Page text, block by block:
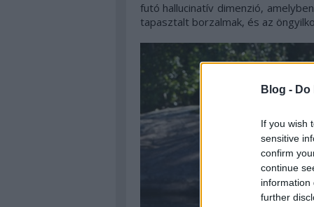
Blog -
If you wish
sensitive
confirm
continue
information
further
futó hallucinatív dimenzió,
tapasztalt borzalmak, és az